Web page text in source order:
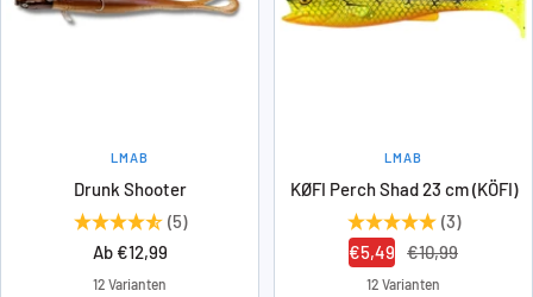
LMAB
Drunk Shooter
(5)
Angebotspreis
Ab €12,99
12 Varianten
LMAB
KØFI Perch Shad 23 cm (KÖFI)
(3)
Angebotspreis
€5,49
Regulärer
Preis
€10,99
12 Varianten